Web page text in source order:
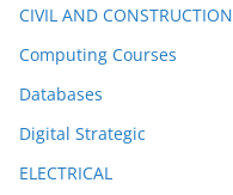
CIVIL AND CONSTRUCTION
Computing Courses
Databases
Digital Strategic
ELECTRICAL